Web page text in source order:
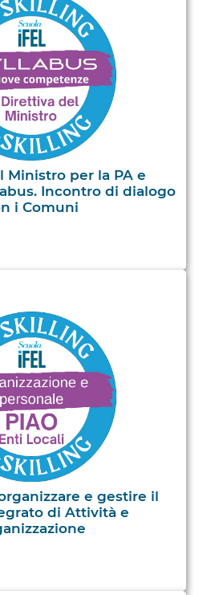
Ministro per la PA e
Incontro di dialogo
i Comuni
e gestire il
di Attività e